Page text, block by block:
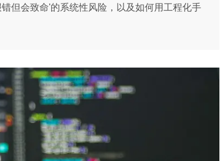
但会致命'的系统性风险，以及如何用工程化手